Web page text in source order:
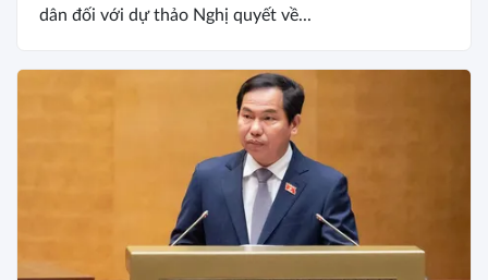
dân đối với dự thảo Nghị quyết về...